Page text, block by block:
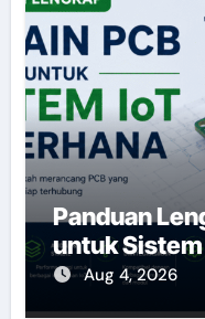
Panduan
untuk
Aug 4, 2026